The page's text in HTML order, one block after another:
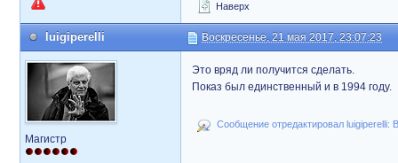
Наверх
luigiperelli Воскресенье, 21 мая 2017, 23:07:23
Магистр
Это вряд ли получится сделать.
Показ был единственный и в 1994 году.
Сообщение отредактировал luigiperelli: